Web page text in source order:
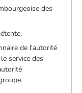
des
de l'autorité
service des